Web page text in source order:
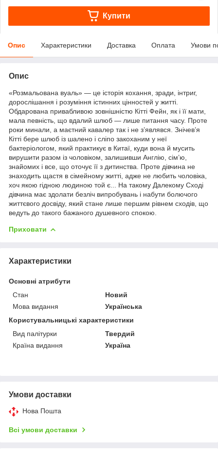
Купити
Опис Характеристики Доставка Оплата Умови
Опис
«Розмальована вуаль» — це історія кохання, зради, інтриг,
дорослішання і розуміння істинних цінностей у житті.
Обдарована привабливою зовнішністю Кітті Фейн, як і її мати,
мала певність, що вдалий шлюб — лише питання часу. Проте
роки минали, а маєтний кавалер так і не з’являвся. Знічев’я
Кітті бере шлюб із шалено і сліпо закоханим у неї
бактеріологом, який практикує в Китаї, куди вона й мусить
вирушити разом із чоловіком, залишивши Англію, сім’ю,
знайомих і все, що оточує її з дитинства. Проте дівчина не
знаходить щастя в сімейному житті, адже не любить чоловіка,
хоч якою гідною людиною той є... На такому Далекому Сході
дівчина має здолати безліч випробувань і набути болючого
життєвого досвіду, який стане лише першим рівнем сходів, що
ведуть до такого бажаного душевного спокою.
Приховати
Характеристики
Основні атрибути
Стан
Новий
Мова видання
Українська
Користувальницькі характеристики
Вид палітурки
Твердий
Країна видання
Україна
Умови доставки
Нова Пошта
Всі умови доставки